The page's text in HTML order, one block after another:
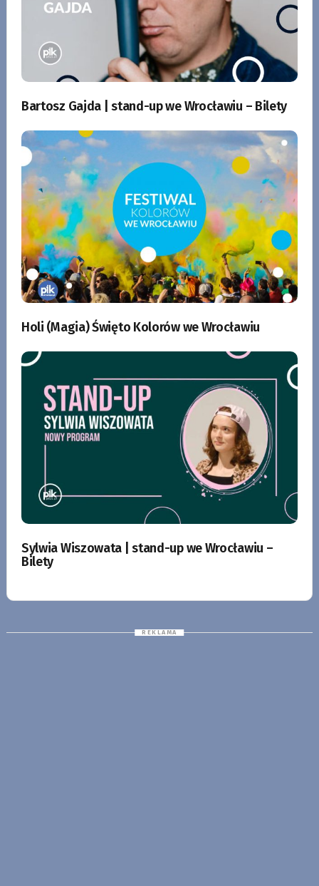
Bartosz Gajda | stand-up we Wrocławiu – Bilety
Holi (Magia) Święto Kolorów we Wrocławiu
Sylwia Wiszowata | stand-up we Wrocławiu –
Bilety